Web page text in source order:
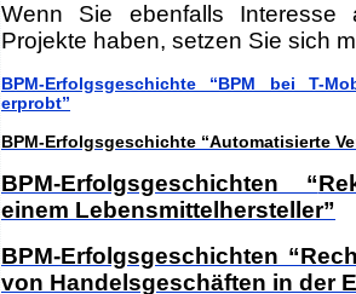
Wenn Sie ebenfalls Interesse
Projekte haben, setzen Sie sich
BPM-Erfolgsgeschichte “BPM bei T-
erprobt”
BPM-Erfolgsgeschichte “Automatisierte
BPM-Erfolgsgeschichten “
einem Lebensmittelhersteller”
BPM-Erfolgsgeschichten
von Handelsgeschäften in der